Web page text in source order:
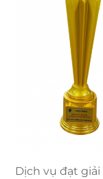
Dịch vụ đạt